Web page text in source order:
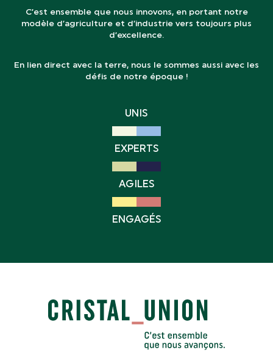
C’est ensemble que nous innovons, en portant notre
modèle d’agriculture et d’industrie vers toujours plus
d’excellence.
En lien direct avec la terre, nous le sommes aussi avec les
défis de notre époque !
UNIS
EXPERTS
AGILES
ENGAGÉS